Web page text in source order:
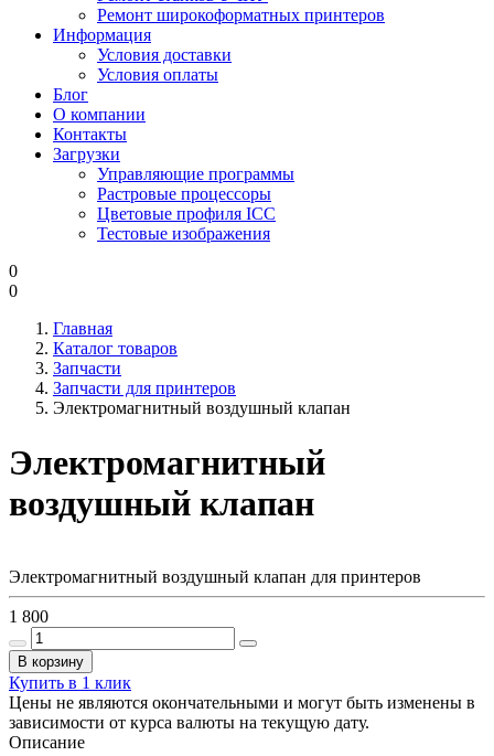
Ремонт широкоформатных принтеров
Информация
Условия доставки
Условия оплаты
Блог
О компании
Контакты
Загрузки
Управляющие программы
Растровые процессоры
Цветовые профиля ICC
Тестовые изображения
0
0
Главная
Каталог товаров
Запчасти
Запчасти для принтеров
Электромагнитный воздушный клапан
Электромагнитный
воздушный клапан
Электромагнитный воздушный клапан для принтеров
1 800
В корзину
Купить в 1 клик
Цены не являются окончательными и могут быть изменены в
зависимости от курса валюты на текущую дату.
Описание